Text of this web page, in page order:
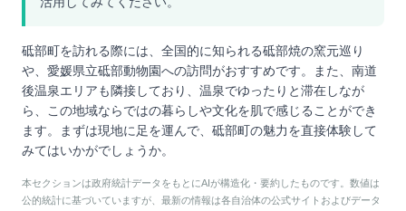
砥部町を訪れる際には、全国的に知られる砥部焼の窯元巡り
や、愛媛県立砥部動物園への訪問がおすすめです。また、南道
後温泉エリアも隣接しており、温泉でゆったりと滞在しなが
ら、この地域ならではの暮らしや文化を肌で感じることができ
ます。まずは現地に足を運んで、砥部町の魅力を直接体験して
みてはいかがでしょうか。
本セクションは政府統計データをもとにAIが構造化・要約したものです。数値は
公的統計に基づいていますが、最新の情報は各自治体の公式サイトおよびデータ